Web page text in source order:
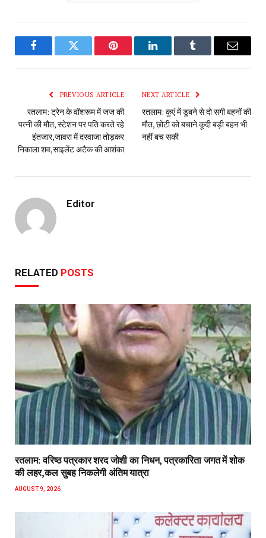
FacebookTwitter Pinterest LinkedInTumblr Email
PREVIOUS ARTICLE
रतलाम: ट्रेन के वॉशरूम में जज की
पत्नी की मौत, स्टेशन पर पति करते रहे
इंतजार,जावरा में दरवाजा तोड़कर
निकाला शव,साइलेंट अटैक की आशंका
NEXT ARTICLE
रतलाम: कुएं में डूबने से दो सगी बहनों की
मौत, छोटी को बचाने कूदी बड़ी बहन भी
नहीं बच सकी
Editor
RELATED POSTS
रतलाम: वरिष्ठ पत्रकार शरद जोशी का निधन, पत्रकारिता जगत में शोक
की लहर,कल सुबह निकलेगी अंतिम यात्रा
AUGUST 9, 2026